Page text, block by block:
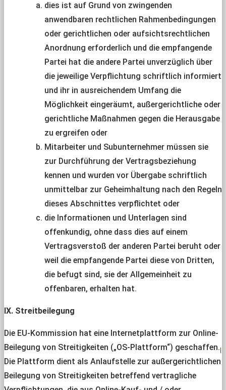
dies ist auf Grund von zwingenden
anwendbaren rechtlichen Rahmenbedingungen
oder gerichtlichen oder aufsichtsrechtlichen
Anordnung erforderlich und die empfangende
Partei hat die andere Partei unverzüglich über
die jeweilige Verpflichtung schriftlich informiert
und ihr in ausreichendem Umfang die
Möglichkeit eingeräumt, außergerichtliche oder
gerichtliche Maßnahmen gegen die Herausgabe
zu ergreifen oder
Mitarbeiter und Subunternehmer müssen sie
zur Durchführung der Vertragsbeziehung
kennen und wurden vor Übergabe schriftlich
unmittelbar zur Geheimhaltung nach den Regeln
dieses Abschnittes verpflichtet oder
die Informationen und Unterlagen sind
offenkundig, ohne dass dies auf einem
Vertragsverstoß der anderen Partei beruht oder
weil die empfangende Partei diese von Dritten,
die befugt sind, sie der Allgemeinheit zu
offenbaren, erhalten hat.
IX. Streitbeilegung
Die EU-Kommission hat eine Internetplattform zur Online-
Beilegung von Streitigkeiten („OS-Plattform“) geschaffen.
Die Plattform dient als Anlaufstelle zur außergerichtlichen
Beilegung von Streitigkeiten betreffend vertragliche